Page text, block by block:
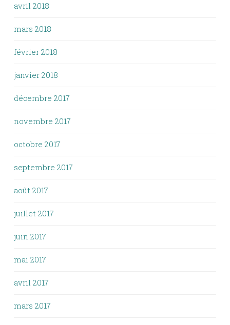
avril 2018
mars 2018
février 2018
janvier 2018
décembre 2017
novembre 2017
octobre 2017
septembre 2017
août 2017
juillet 2017
juin 2017
mai 2017
avril 2017
mars 2017